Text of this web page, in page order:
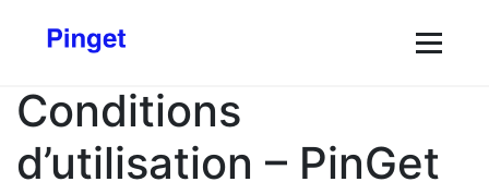
Conditions
d’utilisation – PinGet